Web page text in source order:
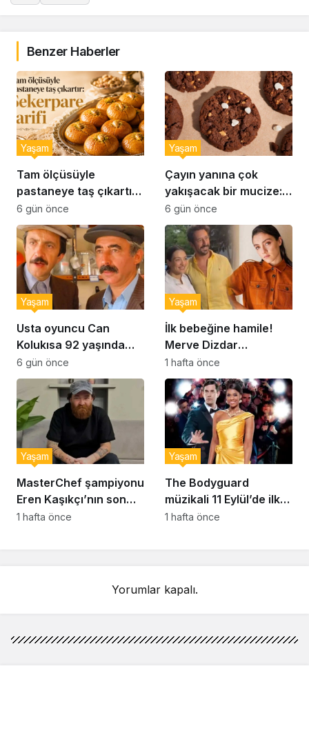
Benzer Haberler
Tam ölçüsüyle
pastaneye taş çıkartır:
Şekerpare tarifi
Yaşam
6 gün önce
Çayın yanına çok
yakışacak bir mucize:
Brownie tadında ıslak
kurabiye tarifi…
Yaşam
6 gün önce
Usta oyuncu Can
Kolukısa 92 yaşında
hayatını kaybetti
Yaşam
6 gün önce
İlk bebeğine hamile!
Merve Dizdar
sessizliğini bozdu: ‘İsim
bulmak çok zor’
Yaşam
1 hafta önce
MasterChef şampiyonu
Eren Kaşıkçı’nın son
anlarındaki kahreden
Yaşam
1 hafta önce
The Bodyguard
müzikali 11 Eylül’de ilk
kez Türkiye’de
Yaşam
1 hafta önce
Yorumlar kapalı.